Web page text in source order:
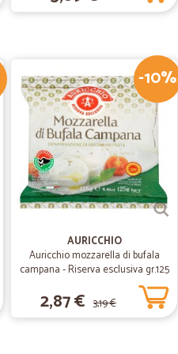
-10%
AURICCHIO
Auricchio mozzarella di bufala
campana - Riserva esclusiva gr.125
2,87 € 3,19 €